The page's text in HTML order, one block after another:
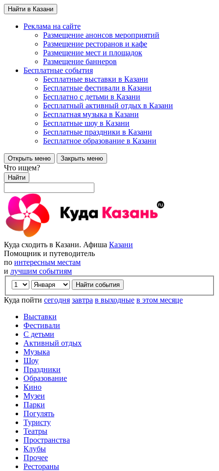
Найти в Казани
Реклама на сайте
Размещение анонсов мероприятий
Размещение ресторанов и кафе
Размещение мест и площадок
Размещение баннеров
Бесплатные события
Бесплатные выставки в Казани
Бесплатные фестивали в Казани
Бесплатно с детьми в Казани
Бесплатный активный отдых в Казани
Бесплатная музыка в Казани
Бесплатные шоу в Казани
Бесплатные праздники в Казани
Бесплатное образование в Казани
Открыть меню Закрыть меню
Что ищем?
Найти
Куда сходить в Казани. Афиша Казани
Помощник и путеводитель
по интересным местам
и лучшим событиям
Куда пойти сегодня завтра в выходные в этом месяце
Выставки
Фестивали
С детьми
Активный отдых
Музыка
Шоу
Праздники
Образование
Кино
Музеи
Парки
Погулять
Туристу
Театры
Пространства
Клубы
Прочее
Рестораны